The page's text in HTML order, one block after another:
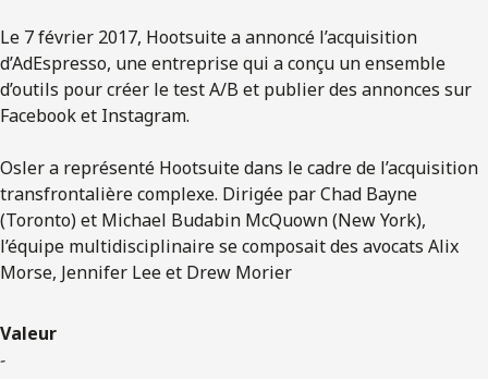
Le 7 février 2017, Hootsuite a annoncé l’acquisition
d’AdEspresso, une entreprise qui a conçu un ensemble
d’outils pour créer le test A/B et publier des annonces sur
Facebook et Instagram.
Osler a représenté Hootsuite dans le cadre de l’acquisition
transfrontalière complexe. Dirigée par Chad Bayne
(Toronto) et Michael Budabin McQuown (New York),
l’équipe multidisciplinaire se composait des avocats Alix
Morse, Jennifer Lee et Drew Morier
Valeur
-